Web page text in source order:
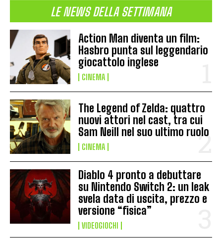
LE NEWS DELLA SETTIMANA
Action Man diventa un film:
Hasbro punta sul leggendario
giocattolo inglese
CINEMA
The Legend of Zelda: quattro
nuovi attori nel cast, tra cui
Sam Neill nel suo ultimo ruolo
CINEMA
Diablo 4 pronto a debuttare
su Nintendo Switch 2: un leak
svela data di uscita, prezzo e
versione “fisica”
VIDEOGIOCHI